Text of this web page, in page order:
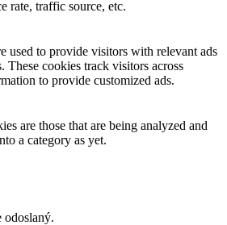
rate, traffic source, etc.
used to provide visitors with relevant ads
These cookies track visitors across
to provide customized ads.
are those that are being analyzed and
a category as yet.
odoslaný.